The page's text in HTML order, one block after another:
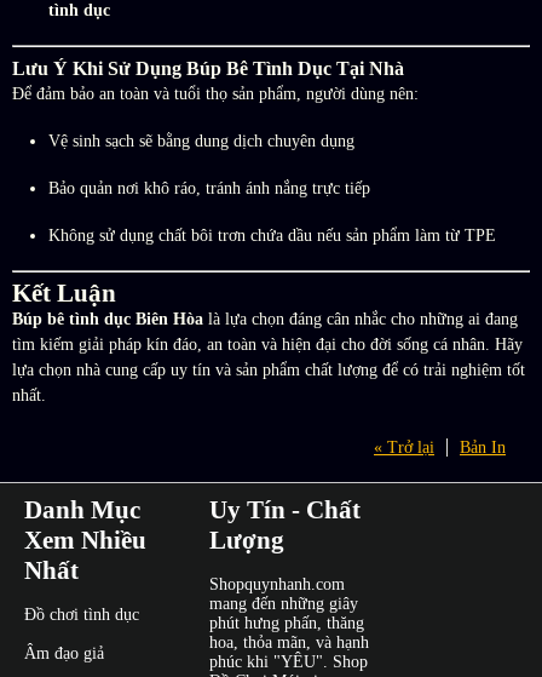
tình dục
Lưu Ý Khi Sử Dụng Búp Bê Tình Dục Tại Nhà
Để đảm bảo an toàn và tuổi thọ sản phẩm, người dùng nên:
Vệ sinh sạch sẽ bằng dung dịch chuyên dụng
Bảo quản nơi khô ráo, tránh ánh nắng trực tiếp
Không sử dụng chất bôi trơn chứa dầu nếu sản phẩm làm từ TPE
Kết Luận
Búp bê tình dục Biên Hòa là lựa chọn đáng cân nhắc cho những ai đang
tìm kiếm giải pháp kín đáo, an toàn và hiện đại cho đời sống cá nhân. Hãy
lựa chọn nhà cung cấp uy tín và sản phẩm chất lượng để có trải nghiệm tốt
nhất.
Bản In
« Trở lại
Danh Mục
Xem Nhiều
Nhất
Đồ chơi tình dục
Âm đạo giả
Uy Tín - Chất
Lượng
Shopquynhanh.com
mang đến những giây
phút hưng phấn, thăng
hoa, thỏa mãn, và hạnh
phúc khi "YÊU". Shop